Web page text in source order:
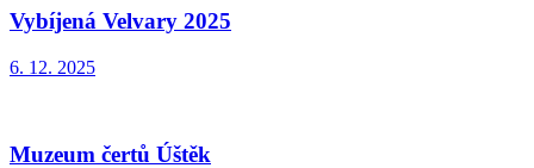
Vybíjená Velvary 2025
6. 12. 2025
Muzeum čertů Úštěk